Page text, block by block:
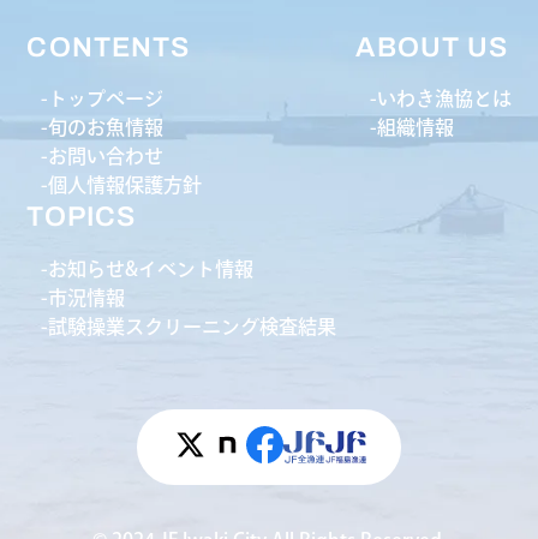
CONTENTS
トップページ
旬のお魚情報
お問い合わせ
個人情報保護方針
ABOUT US
いわき漁協とは
組織情報
TOPICS
お知らせ&イベント情報
市況情報
試験操業スクリーニング検査結果